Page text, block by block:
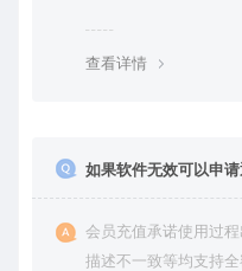
查看详情
如果软件无效可以申请
会员充值承诺使用过
描述不一致等均支持全